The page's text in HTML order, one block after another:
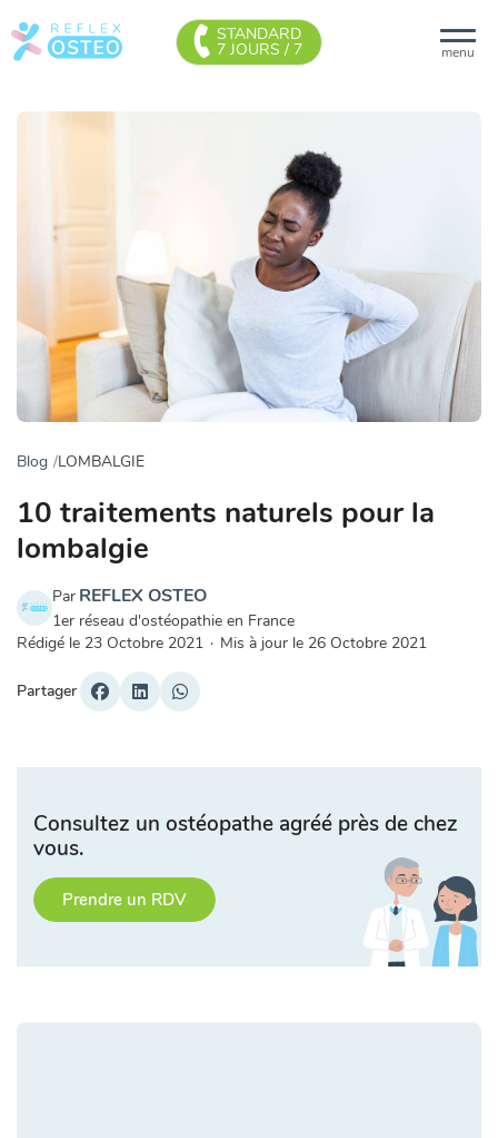
menu
STANDARD
7 JOURS / 7
Blog LOMBALGIE
10 traitements naturels pour la
lombalgie
Par REFLEX OSTEO
1er réseau d'ostéopathie en France
Rédigé le 23 Octobre 2021 · Mis à jour le 26 Octobre 2021
Partager
Consultez un ostéopathe agréé près de chez
vous.
Prendre un RDV